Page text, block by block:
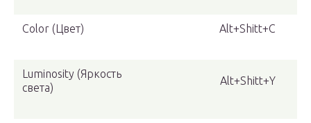
Color (Цвет) Alt+Shitt+C
Luminosity (Яркость
света)
Alt+Shitt+Y